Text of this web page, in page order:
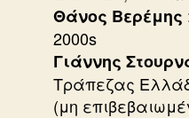
Θάνος Βερέμης
2000s
Γιάννης
Τράπεζας
(μη